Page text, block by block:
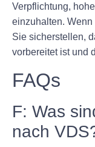
Verpflichtung,
einzuhalten.
Sie sicherstellen,
vorbereitet ist und
FAQs
F: Was
nach